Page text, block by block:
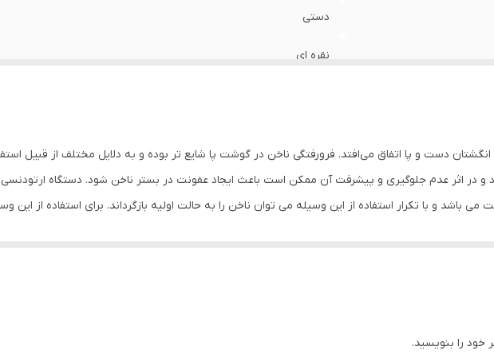
دستی
نقره ای
دست و پا اتفاق می‌افتد. فرورفتگی ناخن در گوشت پا شایع تر بوده و به دلایل مختلف از قبیل
و در اثر عدم جلوگیری و پیشرفت آن ممکن است باعث ایجاد عفونت در بستر ناخن شود. دستگاه
باشد و با تکرار استفاده از این وسیله می توان ناخن را به حالت اولیه بازگرداند. برای استفاده از این
خود را بنویسید.